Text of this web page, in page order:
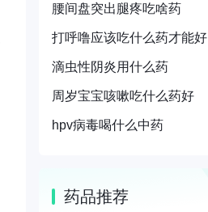
腰间盘突出腿疼吃啥药
打呼噜应该吃什么药才能好
滴虫性阴炎用什么药
周岁宝宝咳嗽吃什么药好
hpv病毒喝什么中药
药品推荐